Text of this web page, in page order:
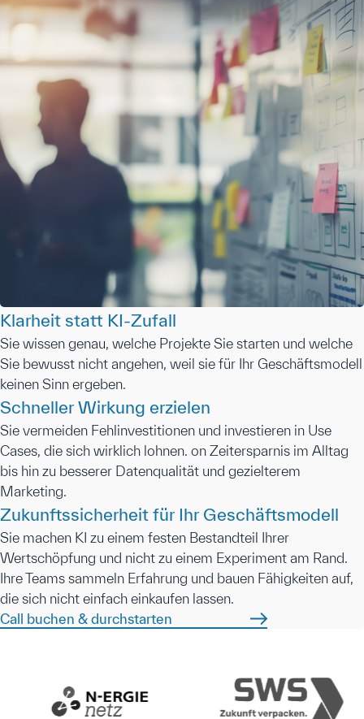
Klarheit statt KI-Zufall
Sie wissen genau, welche Projekte Sie starten und welche
Sie bewusst nicht angehen, weil sie für Ihr Geschäftsmodell
keinen Sinn ergeben.
Schneller Wirkung erzielen
Sie vermeiden Fehlinvestitionen und investieren in Use
Cases, die sich wirklich lohnen. on Zeitersparnis im Alltag
bis hin zu besserer Datenqualität und gezielterem
Marketing.
Zukunftssicherheit für Ihr Geschäftsmodell
Sie machen KI zu einem festen Bestandteil Ihrer
Wertschöpfung und nicht zu einem Experiment am Rand.
Ihre Teams sammeln Erfahrung und bauen Fähigkeiten auf,
die sich nicht einfach einkaufen lassen.
Call buchen & durchstarten